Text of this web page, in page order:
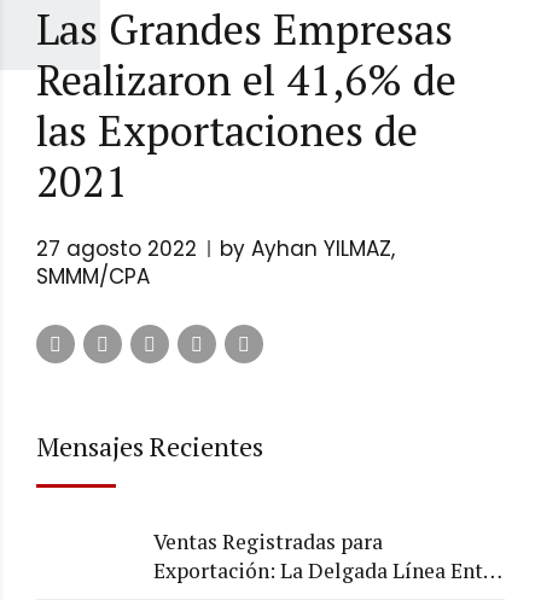
Las Grandes Empresas
Realizaron el 41,6% de
las Exportaciones de
2021
27 agosto 2022
by Ayhan YILMAZ,
SMMM/CPA
Mensajes Recientes
Ventas Registradas para
Exportación: La Delgada Línea Entre